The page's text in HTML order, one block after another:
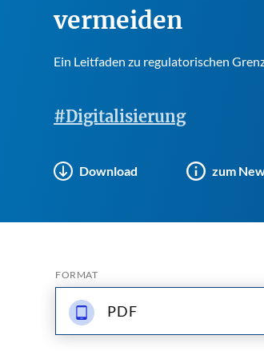
vermeiden
Ein Leitfaden zu regulatorischen
#Digitalisierung
Download zum
FORMAT
PDF